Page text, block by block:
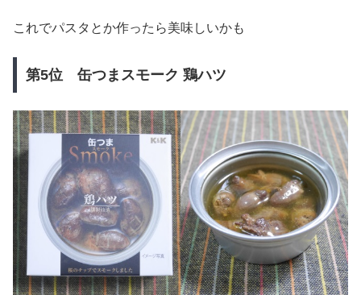
これでパスタとか作ったら美味しいかも
第5位 缶つまスモーク 鶏ハツ